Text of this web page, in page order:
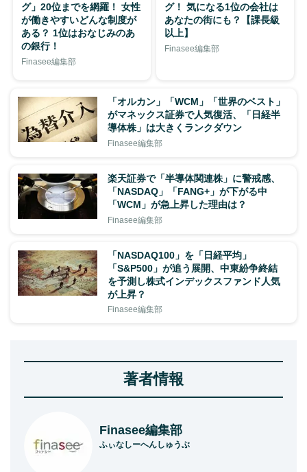
グ」20位までを網羅！ 女性
が働きやすいどんな制度が
ある？ 1位はおなじみのあ
の銀行！
Finasee編集部
グ！ 気になる1位の会社は
あなたの街にも？【課長級
以上】
Finasee編集部
「オルカン」「WCM」「世界のベスト」
がマネックス証券で人気復活、「日経半
導体株」は大きくランクダウン
Finasee編集部
楽天証券で「半導体関連株」に警戒感、
「NASDAQ」「FANG+」が下がる中
「WCM」が急上昇した理由は？
Finasee編集部
「NASDAQ100」を「日経平均」
「S&P500」が追う展開、中東紛争終結
を予測し株式インデックスファンド人気
が上昇？
Finasee編集部
著者情報
Finasee編集部
ふぃなしーへんしゅうぶ